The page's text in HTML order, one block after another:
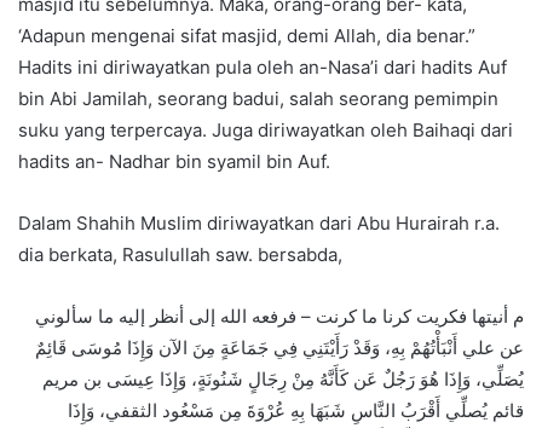
‘Adapun mengenai sifat masjid, demi Allah, dia benar.”
Hadits ini diriwayatkan pula oleh an-Nasa’i dari hadits Auf
bin Abi Jamilah, seorang badui, salah seorang pemimpin
suku yang terpercaya. Juga diriwayatkan oleh Baihaqi dari
hadits an- Nadhar bin syamil bin Auf.
Dalam Shahih Muslim diriwayatkan dari Abu Hurairah r.a.
dia berkata, Rasulullah saw. bersabda,
م أنيتها فكريت كرنا ما كرنت – فرفعه الله إلى أنظر إليه ما سألوني
عن علي أَنْبَأْتُهُمْ بِهِ، وَقَدْ رَأَيْتَنِي فِي جَمَاعَةٍ مِنَ الآن وَإِذَا مُوسَى قَائِمٌ
يُصَلِّي، وَإِذَا هُوَ رَجُلٌ عَن كَأَنَّهُ مِنْ رِجَالٍ شَنُونَةٍ، وَإِذَا عِيسَى بن مريم
قائم يُصلِّي أَقْرَبُ النَّاسِ شَبَهَا بِهِ عُرْوَةَ مِن مَسْعُود الثقفي، وَإِذَا